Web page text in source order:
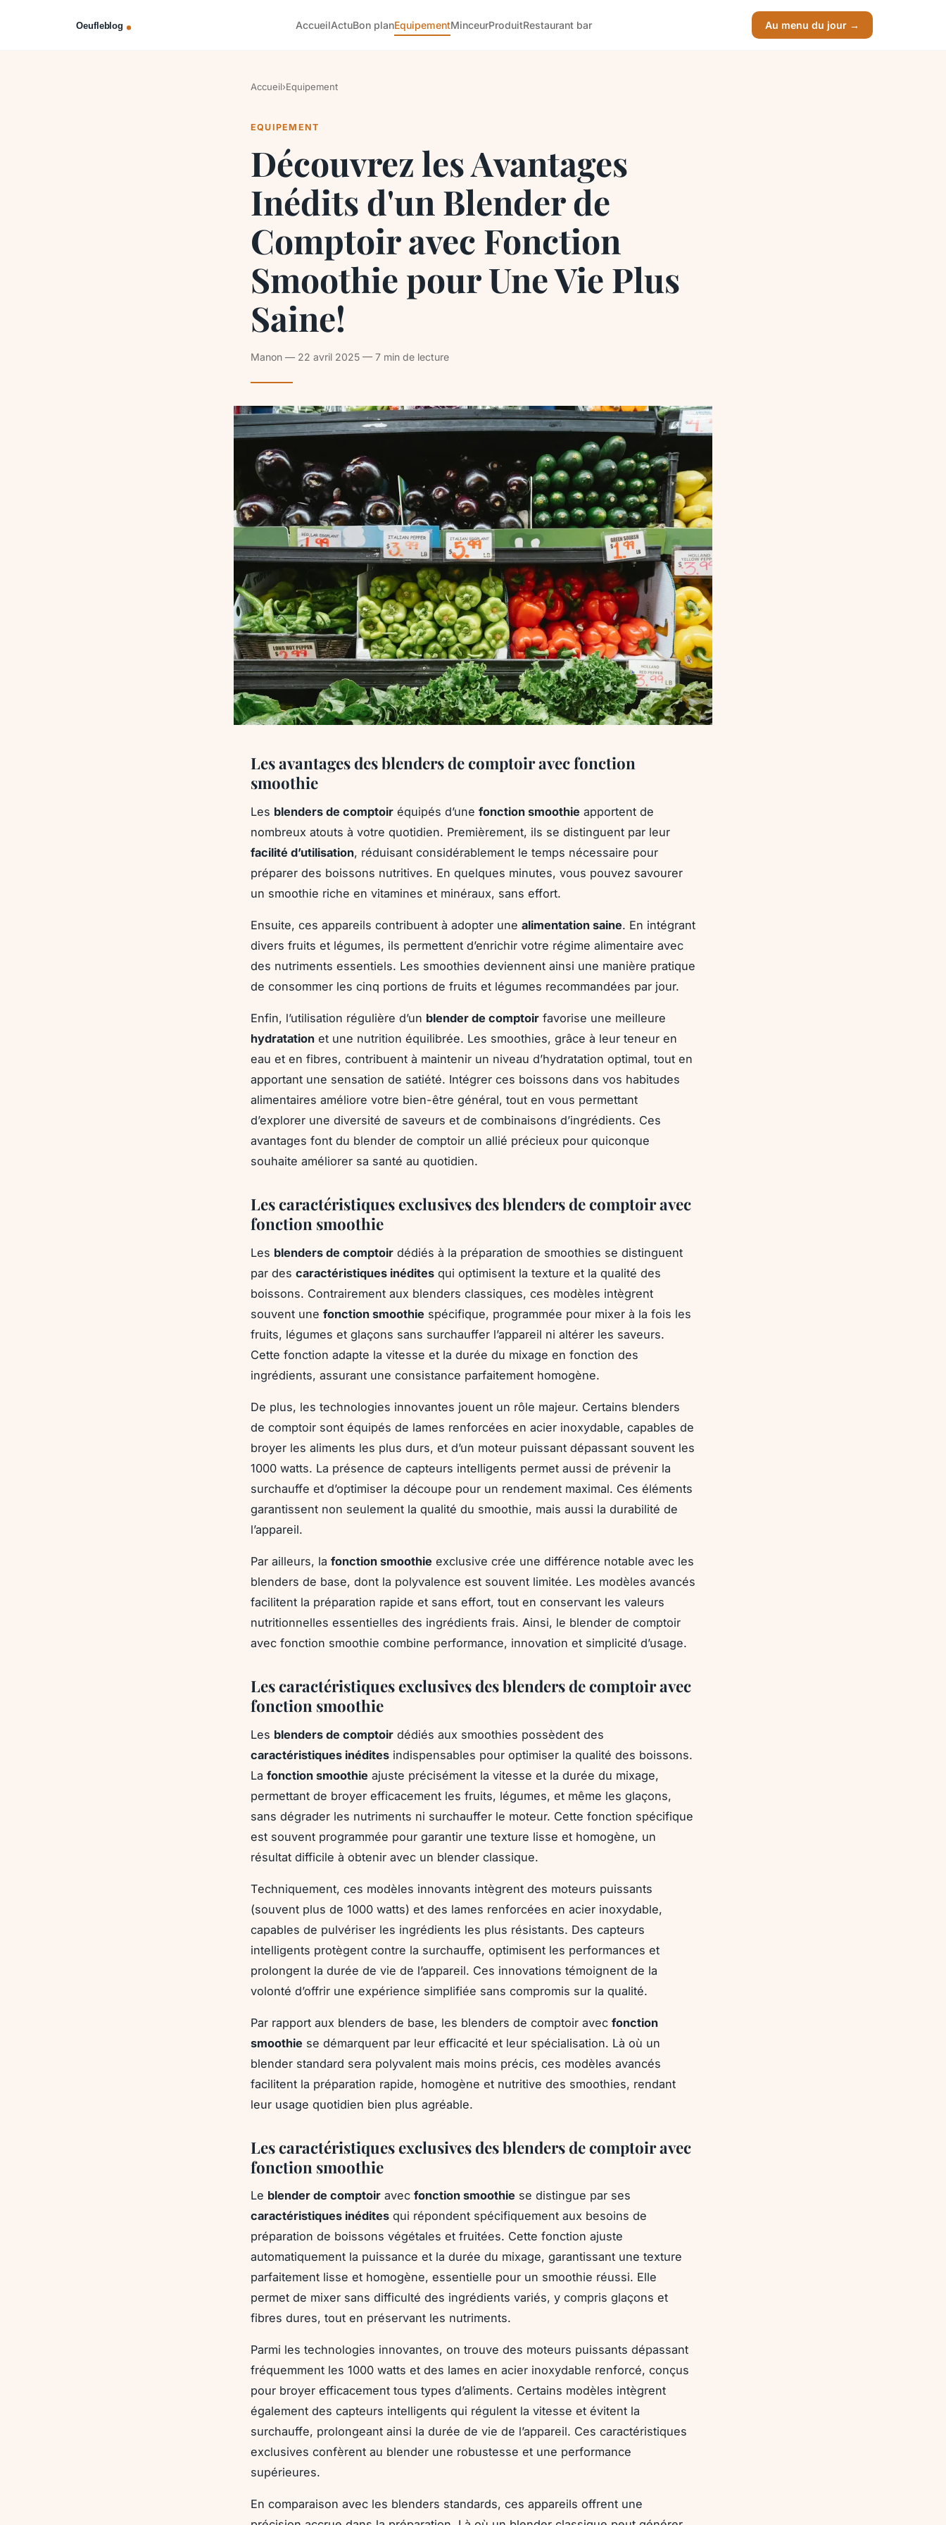
AccueilActuBon planEquipementMinceurProduitRestaurant bar Au menu du jour →
Accueil›Equipement
EQUIPEMENT
Découvrez les Avantages
Inédits d'un Blender de
Comptoir avec Fonction
Smoothie pour Une Vie Plus
Saine!
Manon — 22 avril 2025 — 7 min de lecture
Les avantages des blenders de comptoir avec fonction
smoothie
Les blenders de comptoir équipés d’une fonction smoothie apportent de
nombreux atouts à votre quotidien. Premièrement, ils se distinguent par leur
facilité d’utilisation, réduisant considérablement le temps nécessaire pour
préparer des boissons nutritives. En quelques minutes, vous pouvez savourer
un smoothie riche en vitamines et minéraux, sans effort.
Ensuite, ces appareils contribuent à adopter une alimentation saine. En intégrant
divers fruits et légumes, ils permettent d’enrichir votre régime alimentaire avec
des nutriments essentiels. Les smoothies deviennent ainsi une manière pratique
de consommer les cinq portions de fruits et légumes recommandées par jour.
Enfin, l’utilisation régulière d’un blender de comptoir favorise une meilleure
hydratation et une nutrition équilibrée. Les smoothies, grâce à leur teneur en
eau et en fibres, contribuent à maintenir un niveau d’hydratation optimal, tout en
apportant une sensation de satiété. Intégrer ces boissons dans vos habitudes
alimentaires améliore votre bien-être général, tout en vous permettant
d’explorer une diversité de saveurs et de combinaisons d’ingrédients. Ces
avantages font du blender de comptoir un allié précieux pour quiconque
souhaite améliorer sa santé au quotidien.
Les caractéristiques exclusives des blenders de comptoir avec
fonction smoothie
Les blenders de comptoir dédiés à la préparation de smoothies se distinguent
par des caractéristiques inédites qui optimisent la texture et la qualité des
boissons. Contrairement aux blenders classiques, ces modèles intègrent
souvent une fonction smoothie spécifique, programmée pour mixer à la fois les
fruits, légumes et glaçons sans surchauffer l’appareil ni altérer les saveurs.
Cette fonction adapte la vitesse et la durée du mixage en fonction des
ingrédients, assurant une consistance parfaitement homogène.
De plus, les technologies innovantes jouent un rôle majeur. Certains blenders
de comptoir sont équipés de lames renforcées en acier inoxydable, capables de
broyer les aliments les plus durs, et d’un moteur puissant dépassant souvent les
1000 watts. La présence de capteurs intelligents permet aussi de prévenir la
surchauffe et d’optimiser la découpe pour un rendement maximal. Ces éléments
garantissent non seulement la qualité du smoothie, mais aussi la durabilité de
l’appareil.
Par ailleurs, la fonction smoothie exclusive crée une différence notable avec les
blenders de base, dont la polyvalence est souvent limitée. Les modèles avancés
facilitent la préparation rapide et sans effort, tout en conservant les valeurs
nutritionnelles essentielles des ingrédients frais. Ainsi, le blender de comptoir
avec fonction smoothie combine performance, innovation et simplicité d’usage.
Les caractéristiques exclusives des blenders de comptoir avec
fonction smoothie
Les blenders de comptoir dédiés aux smoothies possèdent des
caractéristiques inédites indispensables pour optimiser la qualité des boissons.
La fonction smoothie ajuste précisément la vitesse et la durée du mixage,
permettant de broyer efficacement les fruits, légumes, et même les glaçons,
sans dégrader les nutriments ni surchauffer le moteur. Cette fonction spécifique
est souvent programmée pour garantir une texture lisse et homogène, un
résultat difficile à obtenir avec un blender classique.
Techniquement, ces modèles innovants intègrent des moteurs puissants
(souvent plus de 1000 watts) et des lames renforcées en acier inoxydable,
capables de pulvériser les ingrédients les plus résistants. Des capteurs
intelligents protègent contre la surchauffe, optimisent les performances et
prolongent la durée de vie de l’appareil. Ces innovations témoignent de la
volonté d’offrir une expérience simplifiée sans compromis sur la qualité.
Par rapport aux blenders de base, les blenders de comptoir avec fonction
smoothie se démarquent par leur efficacité et leur spécialisation. Là où un
blender standard sera polyvalent mais moins précis, ces modèles avancés
facilitent la préparation rapide, homogène et nutritive des smoothies, rendant
leur usage quotidien bien plus agréable.
Les caractéristiques exclusives des blenders de comptoir avec
fonction smoothie
Le blender de comptoir avec fonction smoothie se distingue par ses
caractéristiques inédites qui répondent spécifiquement aux besoins de
préparation de boissons végétales et fruitées. Cette fonction ajuste
automatiquement la puissance et la durée du mixage, garantissant une texture
parfaitement lisse et homogène, essentielle pour un smoothie réussi. Elle
permet de mixer sans difficulté des ingrédients variés, y compris glaçons et
fibres dures, tout en préservant les nutriments.
Parmi les technologies innovantes, on trouve des moteurs puissants dépassant
fréquemment les 1000 watts et des lames en acier inoxydable renforcé, conçus
pour broyer efficacement tous types d’aliments. Certains modèles intègrent
également des capteurs intelligents qui régulent la vitesse et évitent la
surchauffe, prolongeant ainsi la durée de vie de l’appareil. Ces caractéristiques
exclusives confèrent au blender une robustesse et une performance
supérieures.
En comparaison avec les blenders standards, ces appareils offrent une